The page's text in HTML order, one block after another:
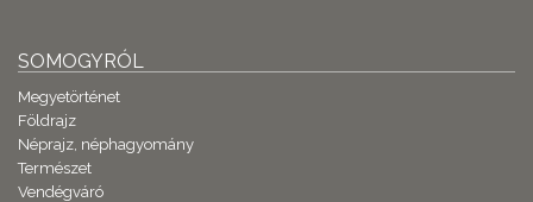
SOMOGYRÓL
Megyetörténet
Földrajz
Néprajz, néphagyomány
Természet
Vendégváró